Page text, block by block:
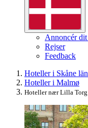
Annoncér dit
Rejser
Feedback
Hoteller i Skåne län
Hoteller i Malmø
Hoteller nær Lilla Torg